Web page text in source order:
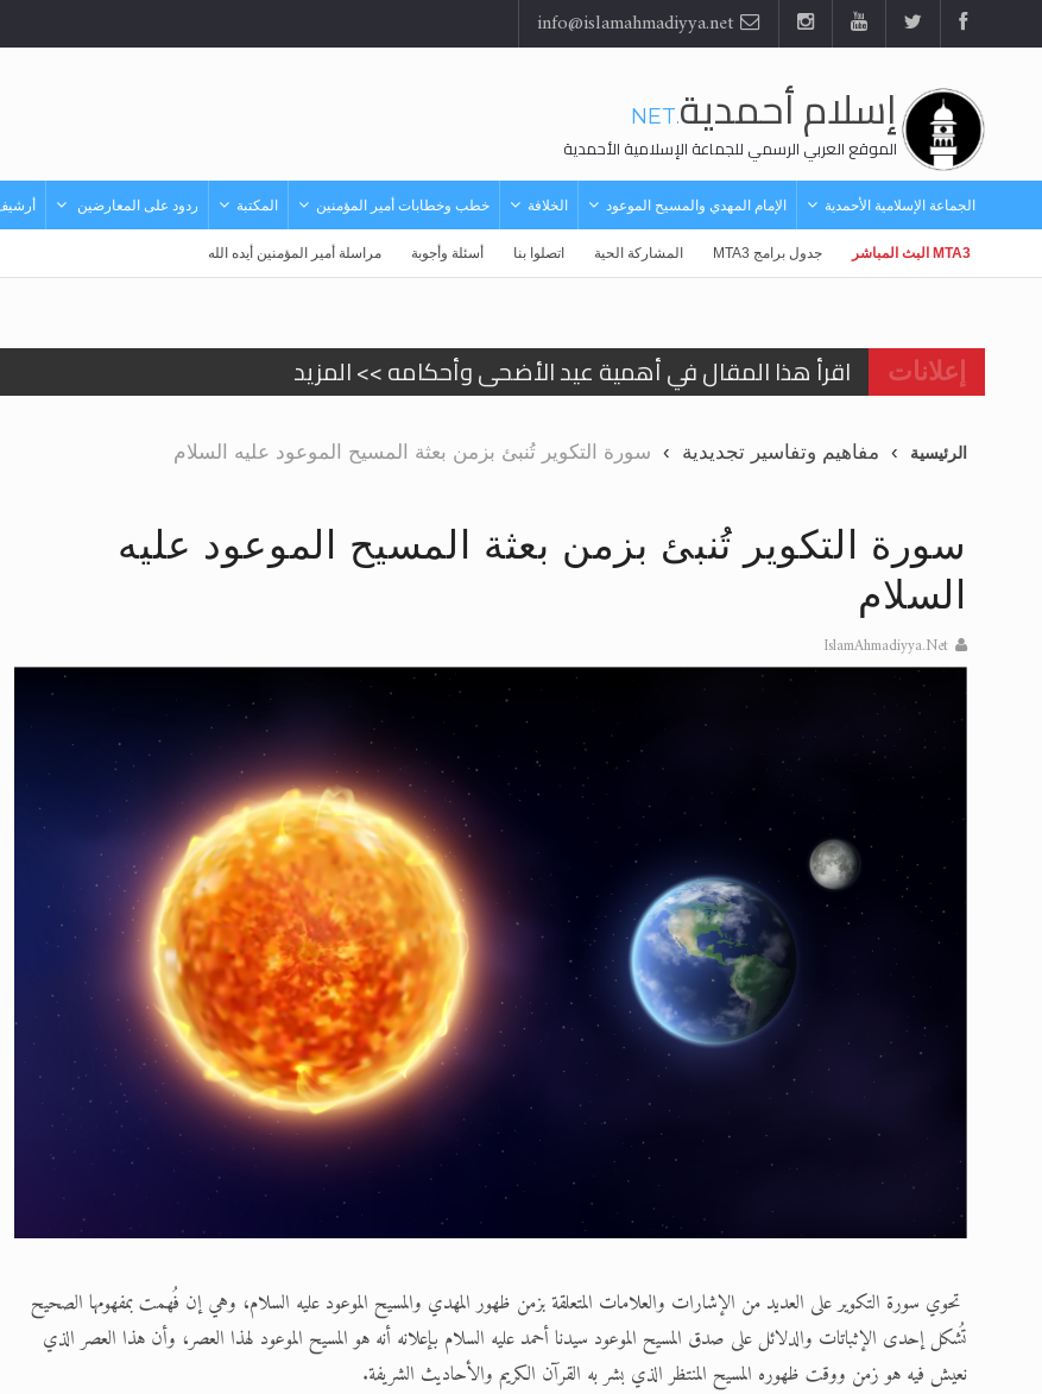
إسلام أحمدية.NET
الموقع العربي الرسمي للجماعة الإسلامية الأحمدية
الجماعة الإسلامية الأحمدية الإمام المهدي والمسيح الموعود الخلافة خطب وخطابات أمير المؤمنين المكتبة ردود على المعارضين
MTA3 البث المباشر جدول برامج MTA3 المشاركة الحية اتصلوا بنا أسئلة وأجوبة مراسلة أمير المؤمنين أيده الله
إعلانات
اقرأ هذا المقال في أهمية عيد الأضحى وأحكامه >> المزيد
الحجّ.. دلالات، حِكم، وأهداف >> المزيد
تعميم هامّ لأفراد الجماعة >> المزيد
تعميم هامّ لأفراد الجماعة >> المزيد
إعلان هامّ بخصوص الرسائل المرسلة إلى حضرة امير المؤمنين أيده الله والمكتب العربي >>
للانتقال إلى كافة الردود على القمص زكريا يطرس وأعداء الإسلام اضغط هنا >> المزيد
اقرأ هذا الكتاب وتعرّف على حقيقة الإسراء والمعراج >> المزيد
عرض مصوَّر لأقوال المستشرقين في خاتم النبيين صلى الله عليه وسلم >> المزيد
الحجّ.. دلالات، حِكم، وأهداف >> المزيد
الرئيسية مفاهيم وتفاسير تجديدية سورة التكوير تُنبئ بزمن بعثة المسيح الموعود عليه السلام
سورة التكوير تُنبئ بزمن بعثة المسيح الموعود عليه
السلام
IslamAhmadiyya.Net
تحوي سورة التكوير على العديد من الإشارات والعلامات المتعلقة بزمن ظهور المهدي والمسيح الموعود عليه السلام، وهي إن فُهمت بمفهومها الصحيح
تُشكل إحدى الإثباتات والدلائل على صدق المسيح الموعود سيدنا أحمد عليه السلام بإعلانه أنه هو المسيح الموعود لهذا العصر، وأن هذا العصر الذي
نعيش فيه هو زمن ووقت ظهوره المسيح المنتظر الذي بشر به القرآن الكريم والأحاديث الشريفة.